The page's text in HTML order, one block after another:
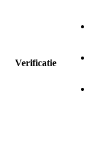
Verificatie